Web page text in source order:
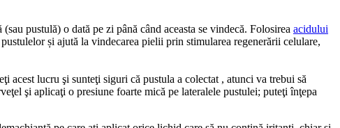
pustulă) o dată pe zi până când aceasta se vindecă. Folosirea acidului
și ajută la vindecarea pielii prin stimularea regenerării celulare,
acest lucru şi sunteţi siguri că pustula a colectat , atunci va trebui să
şi aplicaţi o presiune foarte mică pe lateralele pustulei; puteţi înţepa